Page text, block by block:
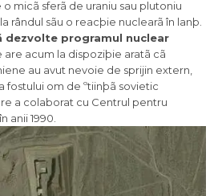
micã sferã de uraniu sau plutoniu
rândul sãu o reacþie nuclearã în lanþ.
dezvolte programul nuclear
are acum la dispoziþie aratã cã
au avut nevoie de sprijin extern,
fostului om de ºtiinþã sovietic
a colaborat cu Centrul pentru
anii 1990.